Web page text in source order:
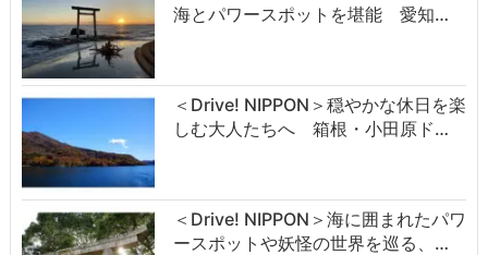
海とパワースポットを堪能 愛知…
＜Drive! NIPPON＞穏やかな休日を楽
しむ大人たちへ 箱根・小田原ド…
＜Drive! NIPPON＞海に囲まれたパワ
ースポットや妖怪の世界を巡る、…